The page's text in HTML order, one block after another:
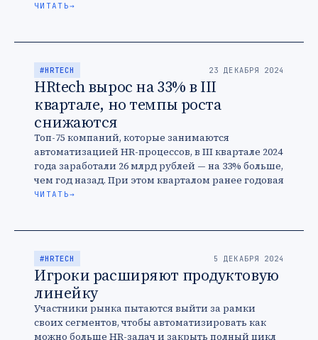
ЧИТАТЬ→
#HRTECH 23 ДЕКАБРЯ 2024
HRtech вырос на 33% в III
квартале, но темпы роста
снижаются
Топ-75 компаний, которые занимаются
автоматизацией HR-процессов, в III квартале 2024
года заработали 26 млрд рублей — на 33% больше,
чем год назад. При этом кварталом ранее годовая
динамика была выше …
ЧИТАТЬ→
#HRTECH 5 ДЕКАБРЯ 2024
Игроки расширяют продуктовую
линейку
Участники рынка пытаются выйти за рамки
своих сегментов, чтобы автоматизировать как
можно больше HR-задач и закрыть полный цикл